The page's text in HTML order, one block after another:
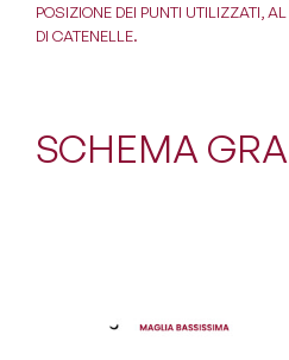
POSIZIONE DEI PUNTI UTILIZZATI,
DI CATENELLE.
SCHEMA